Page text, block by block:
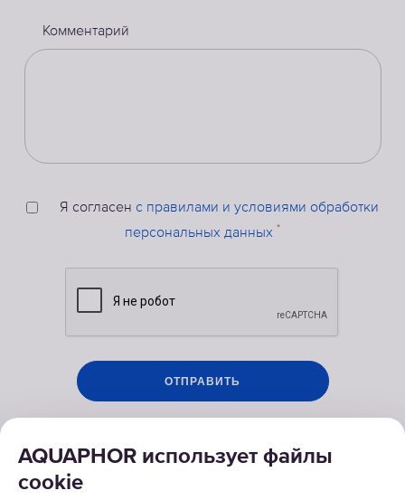
Комментарий
Я согласен с правилами и условиями обработки
персональных данных *
AQUAPHOR использует файлы
cookie